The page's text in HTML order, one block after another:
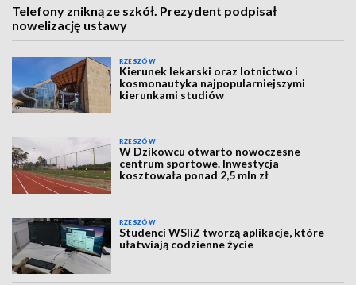
Telefony znikną ze szkół. Prezydent podpisał
nowelizację ustawy
RZESZÓW
Kierunek lekarski oraz lotnictwo i
kosmonautyka najpopularniejszymi
kierunkami studiów
RZESZÓW
W Dzikowcu otwarto nowoczesne
centrum sportowe. Inwestycja
kosztowała ponad 2,5 mln zł
RZESZÓW
Studenci WSIiZ tworzą aplikacje, które
ułatwiają codzienne życie